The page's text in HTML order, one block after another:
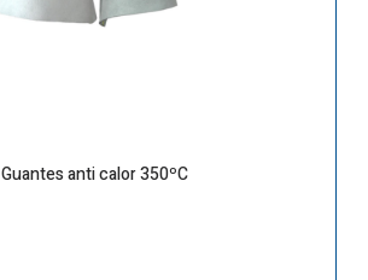
Guantes anti calor 350ºC